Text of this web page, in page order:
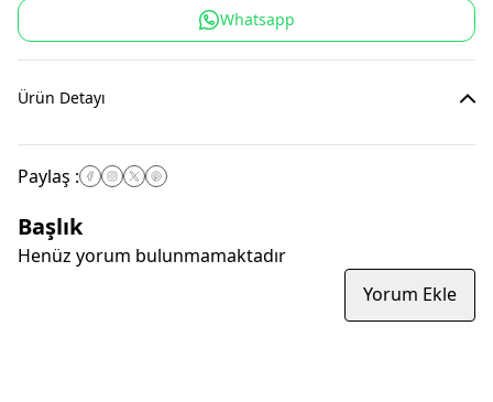
Whatsapp
Ürün Detayı
Paylaş :
Başlık
Henüz yorum bulunmamaktadır
Yorum Ekle